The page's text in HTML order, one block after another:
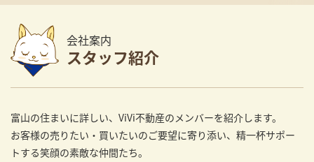
会社案内
スタッフ紹介
富山の住まいに詳しい、ViVi不動産のメンバーを紹介します。
お客様の売りたい・買いたいのご要望に寄り添い、精一杯サポー
トする笑顔の素敵な仲間たち。